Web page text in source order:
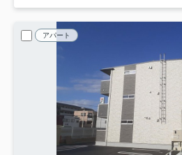
アパート